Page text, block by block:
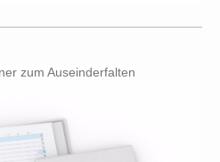
zum Auseinderfalten